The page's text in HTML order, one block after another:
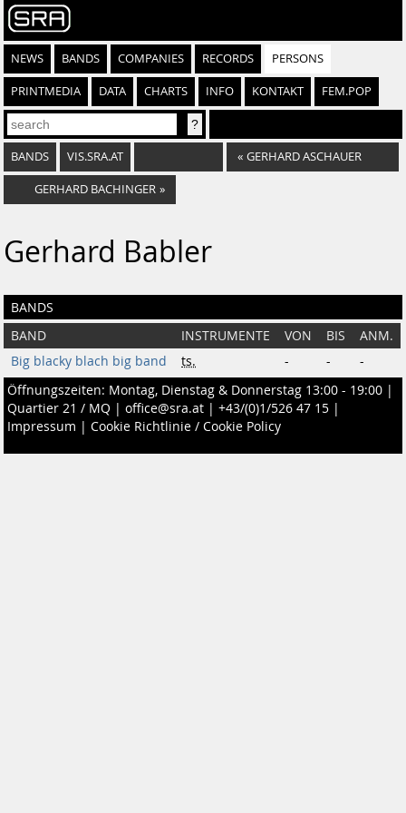
NEWS BANDS COMPANIES RECORDS PERSONS
PRINTMEDIA DATA CHARTS INFO KONTAKT FEM.POP
BANDS VIS.SRA.AT « GERHARD ASCHAUER
GERHARD BACHINGER »
Gerhard Babler
BANDS
BAND INSTRUMENTE VON BIS
ANM.
Big blacky blach big band
ts. - -
-
Öffnungszeiten: Montag, Dienstag & Donnerstag 13:00 - 19:00 |
Quartier 21 / MQ | office@sra.at | +43/(0)1/526 47 15 |
Impressum | Cookie Richtlinie / Cookie Policy